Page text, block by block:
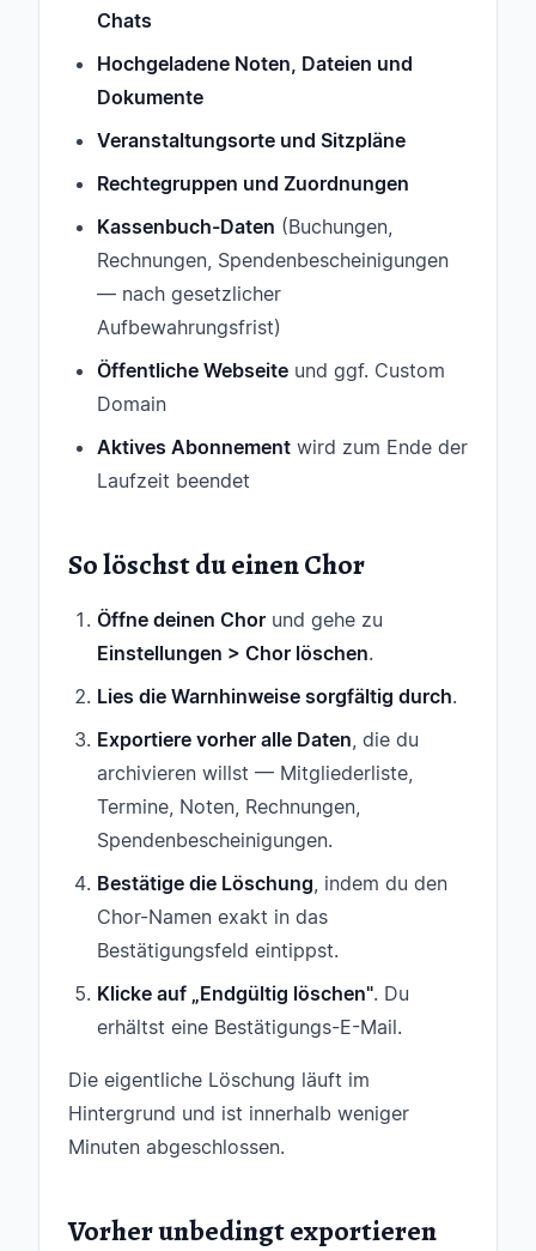
Chats
Hochgeladene Noten, Dateien und
Dokumente
Veranstaltungsorte und Sitzpläne
Rechtegruppen und Zuordnungen
Kassenbuch-Daten (Buchungen,
Rechnungen, Spendenbescheinigungen
— nach gesetzlicher
Aufbewahrungsfrist)
Öffentliche Webseite und ggf. Custom
Domain
Aktives Abonnement wird zum Ende der
Laufzeit beendet
So löschst du einen Chor
Öffne deinen Chor und gehe zu
Einstellungen > Chor löschen.
Lies die Warnhinweise sorgfältig durch.
Exportiere vorher alle Daten, die du
archivieren willst — Mitgliederliste,
Termine, Noten, Rechnungen,
Spendenbescheinigungen.
Bestätige die Löschung, indem du den
Chor-Namen exakt in das
Bestätigungsfeld eintippst.
Klicke auf „Endgültig löschen". Du
erhältst eine Bestätigungs-E-Mail.
Die eigentliche Löschung läuft im
Hintergrund und ist innerhalb weniger
Minuten abgeschlossen.
Vorher unbedingt exportieren